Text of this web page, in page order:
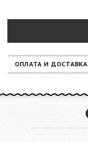
ОПЛАТА И ДОСТАВКА